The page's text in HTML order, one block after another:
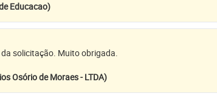
Educacao)
solicitação. Muito obrigada.
Osório de Moraes - LTDA)